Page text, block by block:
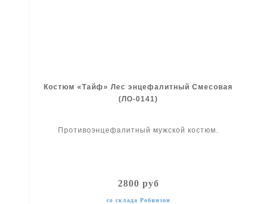
Костюм «Тайф» Лес энцефалитный Смесовая
(ЛО-0141)
Противоэнцефалитный мужской костюм.
2800 руб
со склада Робинзон